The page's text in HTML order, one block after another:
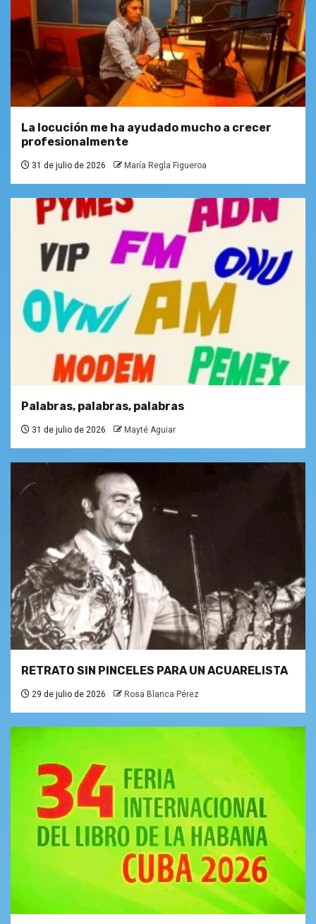
La locución me ha ayudado mucho a crecer
profesionalmente
31 de julio de 2026 María Regla Figueroa
Palabras, palabras, palabras
31 de julio de 2026 Mayté Aguiar
RETRATO SIN PINCELES PARA UN ACUARELISTA
29 de julio de 2026 Rosa Blanca Pérez